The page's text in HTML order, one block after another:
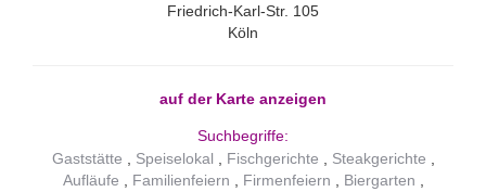
Friedrich-Karl-Str. 105
Köln
auf der Karte anzeigen
Suchbegriffe:
Gaststätte
Speiselokal Fischgerichte
Steakgerichte
Aufläufe
Familienfeiern Firmenfeiern
Biergarten